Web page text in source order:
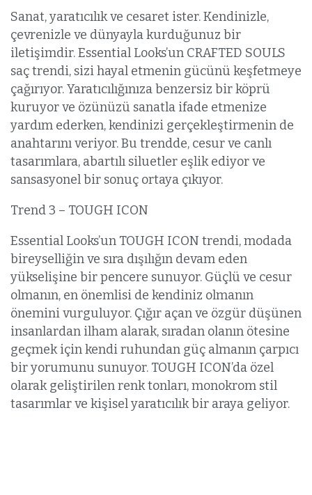
Sanat, yaratıcılık ve cesaret ister. Kendinizle,
çevrenizle ve dünyayla kurduğunuz bir
iletişimdir. Essential Looks’un CRAFTED SOULS
saç trendi, sizi hayal etmenin gücünü keşfetmeye
çağırıyor. Yaratıcılığınıza benzersiz bir köprü
kuruyor ve özünüzü sanatla ifade etmenize
yardım ederken, kendinizi gerçekleştirmenin de
anahtarını veriyor. Bu trendde, cesur ve canlı
tasarımlara, abartılı siluetler eşlik ediyor ve
sansasyonel bir sonuç ortaya çıkıyor.
Trend 3 – TOUGH ICON
Essential Looks’un TOUGH ICON trendi, modada
bireyselliğin ve sıra dışılığın devam eden
yükselişine bir pencere sunuyor. Güçlü ve cesur
olmanın, en önemlisi de kendiniz olmanın
önemini vurguluyor. Çığır açan ve özgür düşünen
insanlardan ilham alarak, sıradan olanın ötesine
geçmek için kendi ruhundan güç almanın çarpıcı
bir yorumunu sunuyor. TOUGH ICON’da özel
olarak geliştirilen renk tonları, monokrom stil
tasarımlar ve kişisel yaratıcılık bir araya geliyor.